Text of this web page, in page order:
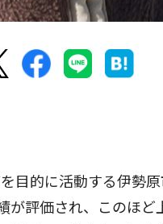
目的に活動する伊勢
が評価され、このほ